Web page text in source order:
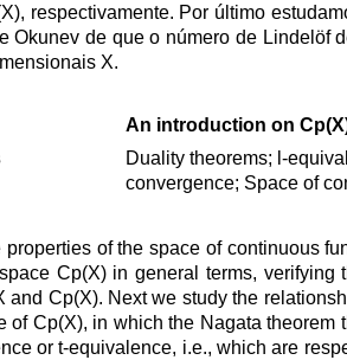
respectivamente. Por último
Okunev de que o número de Lindelöf
X.
An introduction on
Duality theorems; l-
convergence; Space of
properties of the space of continuous
Cp(X) in general terms,
and Cp(X). Next we study the
of Cp(X), in which the Nagata
or t-equivalence, i.e., which are